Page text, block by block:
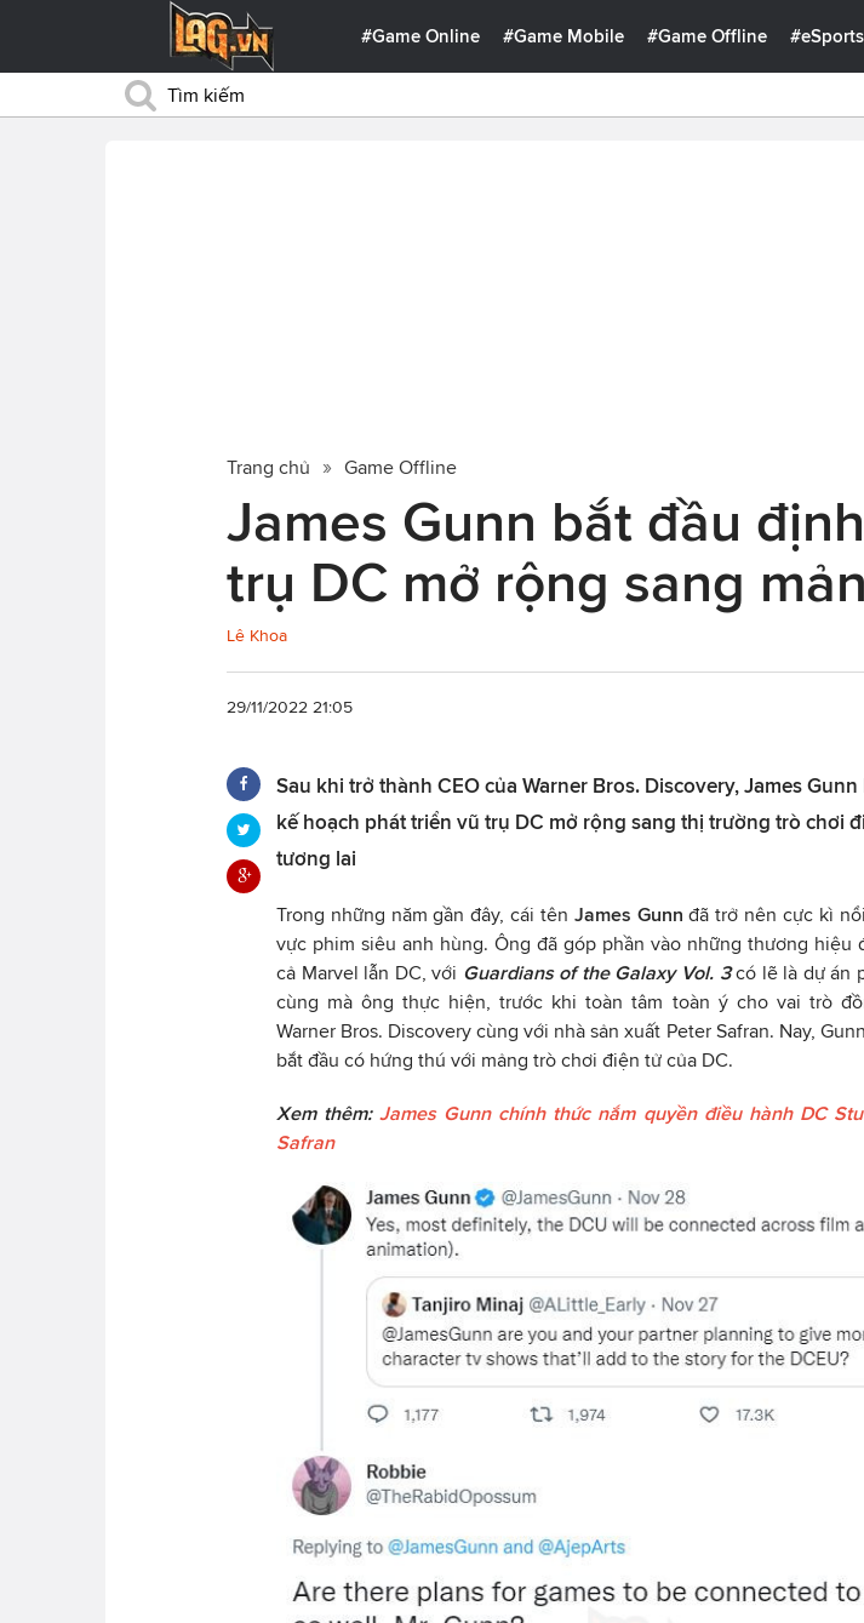
#Game Online #Game Mobile #Game Offline #eSports
Trang chủ Game Offline
James Gunn bắt đầu
trụ DC mở rộng sang
Lê Khoa
29/11/2022 21:05
Sau khi trở thành CEO của Warner Bros. Discovery, James
kế hoạch phát triển vũ trụ DC mở rộng sang thị trường trò chơi
tương lai
Trong những năm gần đây, cái tên James Gunn đã trở nên cực kì
vực phim siêu anh hùng. Ông đã góp phần vào những thương hiệu
cả Marvel lẫn DC, với Guardians of the Galaxy Vol. 3có lẽ là dự án
cùng mà ông thực hiện, trước khi toàn tâm toàn ý cho vai trò
Warner Bros. Discovery cùng với nhà sản xuất Peter Safran. Nay,
bắt đầu có hứng thú với mảng trò chơi điện tử của DC.
Xem thêm:James Gunn chính thức nắm quyền điều hành DC
Safran